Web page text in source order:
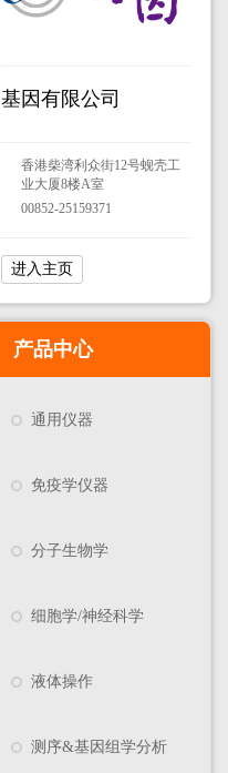
基因有限公司
香港柴湾利众街12号蚬壳工
业大厦8楼A室
00852-25159371
进入主页
产品中心
通用仪器
免疫学仪器
分子生物学
细胞学/神经科学
液体操作
测序&基因组学分析